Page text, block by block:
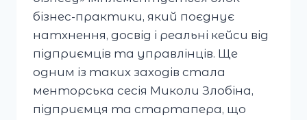
бізнес-практики, який поєднує
натхнення, досвід і реальні кейси від
підприємців та управлінців. Ще
одним із таких заходів стала
менторська сесія Миколи Злобіна,
підприємця та стартапера, що